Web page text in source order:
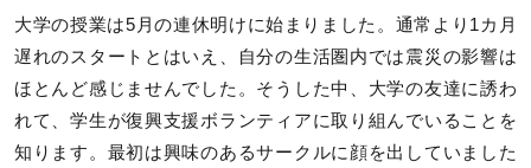
大学の授業は5月の連休明けに始まりました。通常より1カ月
遅れのスタートとはいえ、自分の生活圏内では震災の影響は
ほとんど感じませんでした。そうした中、大学の友達に誘わ
れて、学生が復興支援ボランティアに取り組んでいることを
知ります。最初は興味のあるサークルに顔を出していました